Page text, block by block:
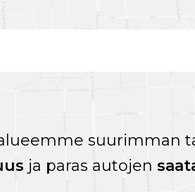
suurimman
ja paras autojen